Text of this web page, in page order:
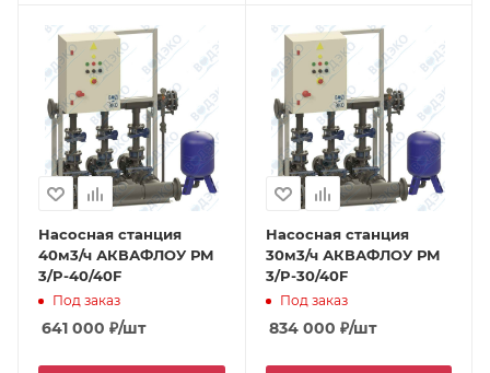
Насосная станция
40м3/ч АКВАФЛОУ РМ
3/P-40/40F
Под заказ
641 000 ₽/шт
Насосная станция
30м3/ч АКВАФЛОУ РМ
3/P-30/40F
Под заказ
834 000 ₽/шт